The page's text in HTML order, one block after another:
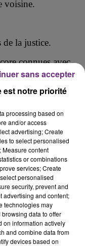
voisine.
de la justice.
connues avec
CHOOZ
est notre priorité
processing based on
and/or access
advertising; Create
to select personalised
Measure content
or combinations
services; Create
personalised
security, prevent and
advertising and content;
technologies may
data to offer
on information actively
and combine data from
devices based on
sans accepter